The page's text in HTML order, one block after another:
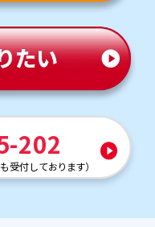
202
受付しております）